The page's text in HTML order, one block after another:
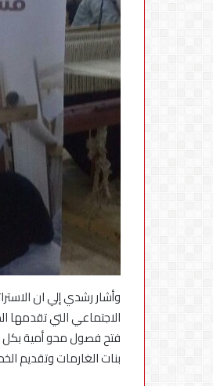
وأشار رشدي إلي ان
الاجتماعي التي تقدمها
فتح فصول محو أمية بكل
بنات الغارمات وتقديم